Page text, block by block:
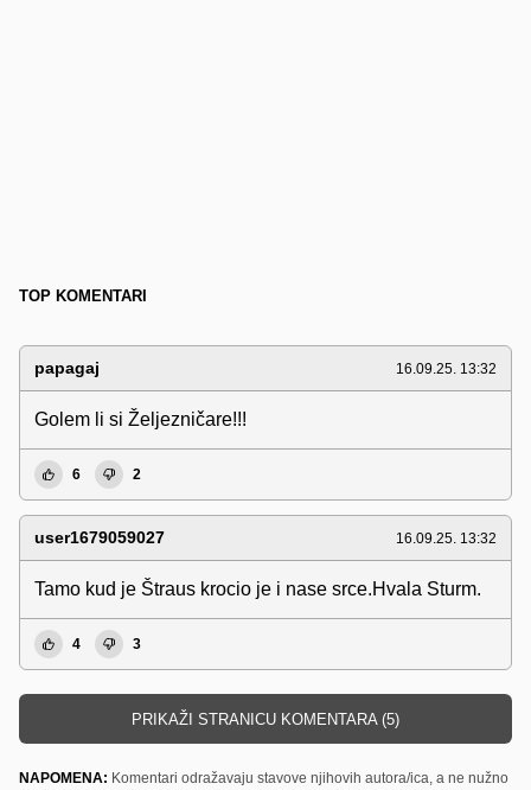
TOP KOMENTARI
papagaj 16.09.25. 13:32
Golem li si Željezničare!!!
6 2
user1679059027 16.09.25. 13:32
Tamo kud je Štraus krocio je i nase srce.Hvala Sturm.
4 3
PRIKAŽI STRANICU KOMENTARA (5)
NAPOMENA: Komentari odražavaju stavove njihovih autora/ica, a ne nužno